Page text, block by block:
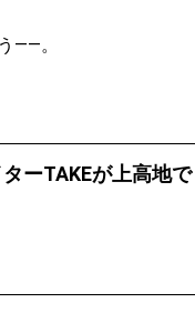
——。
ーTAKEが上高地で